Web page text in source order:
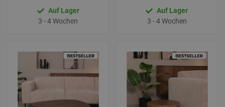
Auf Lager
3 - 4 Wochen
Auf Lager
3 - 4 Wochen